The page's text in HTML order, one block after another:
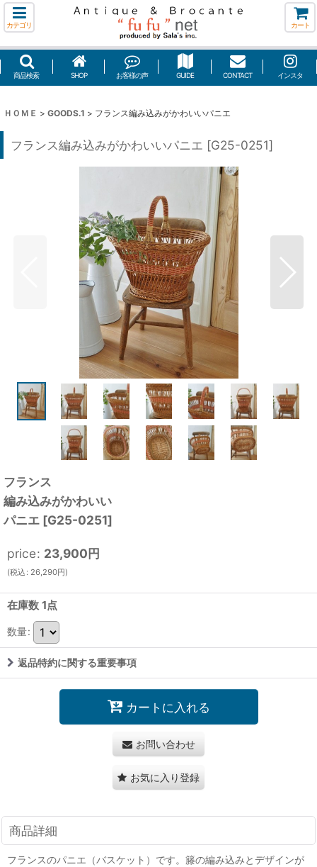
カテゴリ カート
商品検索 SHOP お客様の声 GUIDE CONTACT インスタ
ＨＯＭＥ > GOODS.1 > フランス編み込みがかわいいパニエ
フランス編み込みがかわいいパニエ [G25-0251]
フランス
編み込みがかわいい
パニエ [G25-0251]
price: 23,900円
(税込 : 26,290円)
在庫数 1点
数量:
返品特約に関する重要事項
カートに入れる
お問い合わせ
お気に入り登録
商品詳細
フランスのパニエ（バスケット）です。籐の編み込みとデザインが